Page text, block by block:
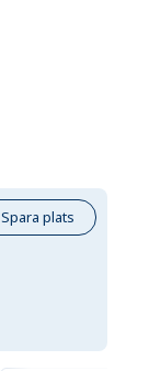
Spara plats